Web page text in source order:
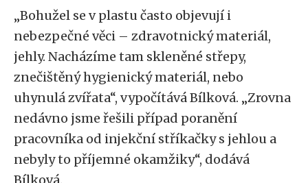
„Bohužel se v plastu často objevují i
nebezpečné věci – zdravotnický materiál,
jehly. Nacházíme tam skleněné střepy,
znečištěný hygienický materiál, nebo
uhynulá zvířata“, vypočítává Bílková. „Zrovna
nedávno jsme řešili případ poranění
pracovníka od injekční stříkačky s jehlou a
nebyly to příjemné okamžiky“, dodává